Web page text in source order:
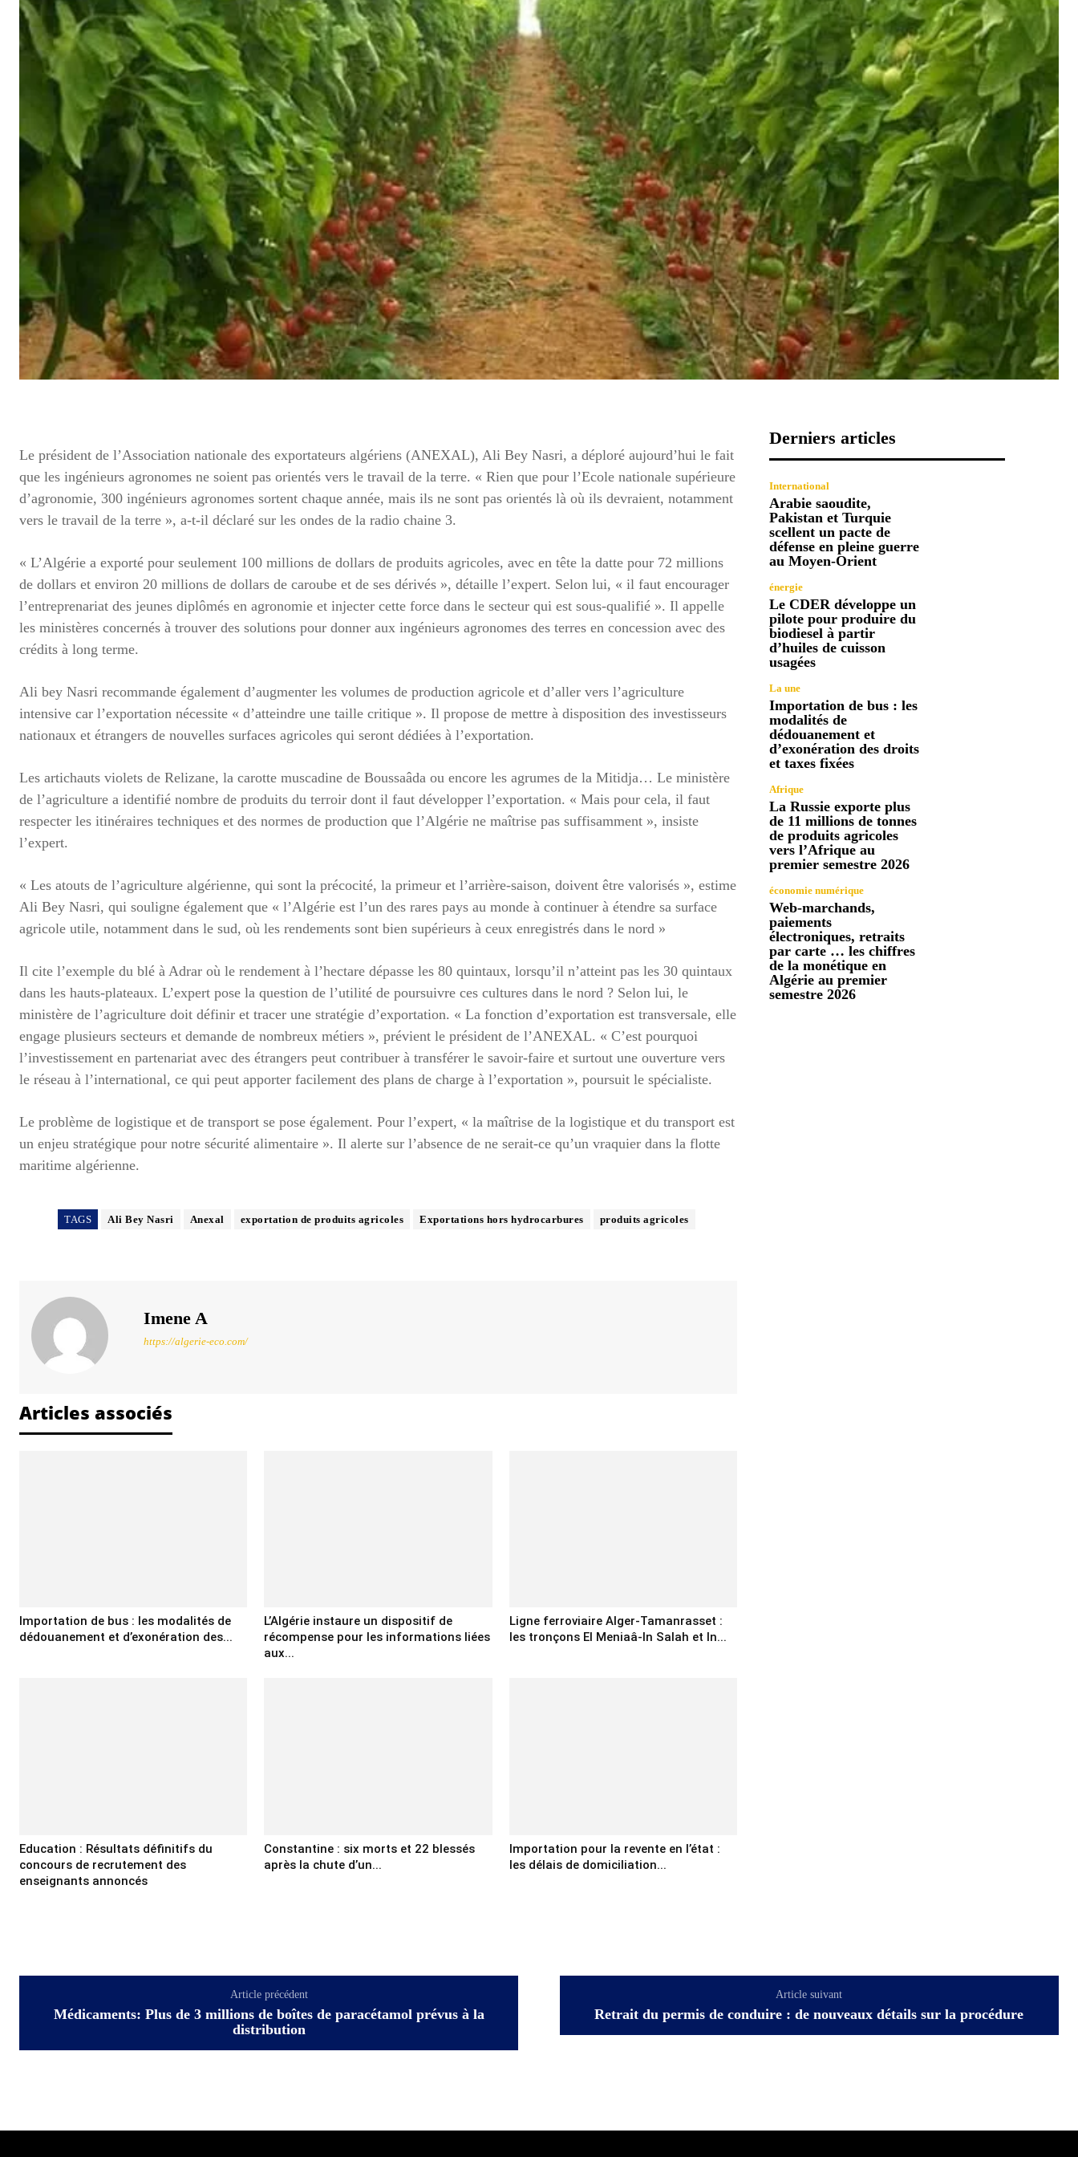
Le président de l’Association nationale des exportateurs algériens (ANEXAL), Ali Bey Nasri, a déploré aujourd’hui le fait
que les ingénieurs agronomes ne soient pas orientés vers le travail de la terre. « Rien que pour l’Ecole nationale supérieure
d’agronomie, 300 ingénieurs agronomes sortent chaque année, mais ils ne sont pas orientés là où ils devraient, notamment
vers le travail de la terre », a-t-il déclaré sur les ondes de la radio chaine 3.
« L’Algérie a exporté pour seulement 100 millions de dollars de produits agricoles, avec en tête la datte pour 72 millions
de dollars et environ 20 millions de dollars de caroube et de ses dérivés », détaille l’expert. Selon lui, « il faut encourager
l’entreprenariat des jeunes diplômés en agronomie et injecter cette force dans le secteur qui est sous-qualifié ». Il appelle
les ministères concernés à trouver des solutions pour donner aux ingénieurs agronomes des terres en concession avec des
crédits à long terme.
Ali bey Nasri recommande également d’augmenter les volumes de production agricole et d’aller vers l’agriculture
intensive car l’exportation nécessite « d’atteindre une taille critique ». Il propose de mettre à disposition des investisseurs
nationaux et étrangers de nouvelles surfaces agricoles qui seront dédiées à l’exportation.
Les artichauts violets de Relizane, la carotte muscadine de Boussaâda ou encore les agrumes de la Mitidja… Le ministère
de l’agriculture a identifié nombre de produits du terroir dont il faut développer l’exportation. « Mais pour cela, il faut
respecter les itinéraires techniques et des normes de production que l’Algérie ne maîtrise pas suffisamment », insiste
l’expert.
« Les atouts de l’agriculture algérienne, qui sont la précocité, la primeur et l’arrière-saison, doivent être valorisés », estime
Ali Bey Nasri, qui souligne également que « l’Algérie est l’un des rares pays au monde à continuer à étendre sa surface
agricole utile, notamment dans le sud, où les rendements sont bien supérieurs à ceux enregistrés dans le nord »
Il cite l’exemple du blé à Adrar où le rendement à l’hectare dépasse les 80 quintaux, lorsqu’il n’atteint pas les 30 quintaux
dans les hauts-plateaux. L’expert pose la question de l’utilité de poursuivre ces cultures dans le nord ? Selon lui, le
ministère de l’agriculture doit définir et tracer une stratégie d’exportation. « La fonction d’exportation est transversale, elle
engage plusieurs secteurs et demande de nombreux métiers », prévient le président de l’ANEXAL. « C’est pourquoi
l’investissement en partenariat avec des étrangers peut contribuer à transférer le savoir-faire et surtout une ouverture vers
le réseau à l’international, ce qui peut apporter facilement des plans de charge à l’exportation », poursuit le spécialiste.
Le problème de logistique et de transport se pose également. Pour l’expert, « la maîtrise de la logistique et du transport est
un enjeu stratégique pour notre sécurité alimentaire ». Il alerte sur l’absence de ne serait-ce qu’un vraquier dans la flotte
maritime algérienne.
TAGS Ali Bey Nasri Anexal exportation de produits agricoles Exportations hors hydrocarbures produits agricoles
Imene A
https://algerie-eco.com/
Articles associés
Importation de bus : les modalités de
dédouanement et d’exonération des...
L’Algérie instaure un dispositif de
récompense pour les informations liées
aux...
Ligne ferroviaire Alger-Tamanrasset :
les tronçons El Meniaâ-In Salah et In...
Education : Résultats définitifs du
concours de recrutement des
enseignants annoncés
Constantine : six morts et 22 blessés
après la chute d’un...
Importation pour la revente en l’état :
les délais de domiciliation...
Derniers articles
International
Arabie saoudite,
Pakistan et Turquie
scellent un pacte de
défense en pleine guerre
au Moyen-Orient
énergie
Le CDER développe un
pilote pour produire du
biodiesel à partir
d’huiles de cuisson
usagées
La une
Importation de bus : les
modalités de
dédouanement et
d’exonération des droits
et taxes fixées
Afrique
La Russie exporte plus
de 11 millions de tonnes
de produits agricoles
vers l’Afrique au
premier semestre 2026
économie numérique
Web-marchands,
paiements
électroniques, retraits
par carte … les chiffres
de la monétique en
Algérie au premier
semestre 2026
Article précédent
Médicaments: Plus de 3 millions de boîtes de paracétamol prévus à la
distribution
Article suivant
Retrait du permis de conduire : de nouveaux détails sur la procédure